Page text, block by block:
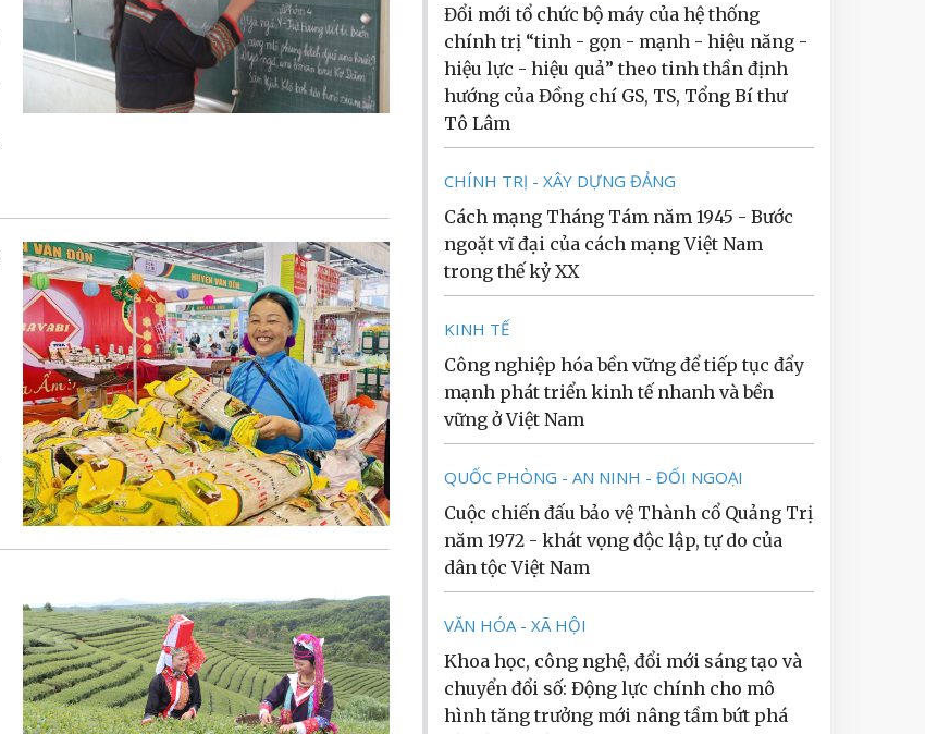
Đổi mới tổ chức bộ máy của hệ thống
chính trị “tinh - gọn - mạnh - hiệu năng -
hiệu lực - hiệu quả” theo tinh thần định
hướng của Đồng chí GS, TS, Tổng Bí thư
Tô Lâm
CHÍNH TRỊ - XÂY DỰNG ĐẢNG
Cách mạng Tháng Tám năm 1945 - Bước
ngoặt vĩ đại của cách mạng Việt Nam
trong thế kỷ XX
KINH TẾ
Công nghiệp hóa bền vững để tiếp tục đẩy
mạnh phát triển kinh tế nhanh và bền
vững ở Việt Nam
QUỐC PHÒNG - AN NINH - ĐỐI NGOẠI
Cuộc chiến đấu bảo vệ Thành cổ Quảng Trị
năm 1972 - khát vọng độc lập, tự do của
dân tộc Việt Nam
VĂN HÓA - XÃ HỘI
Khoa học, công nghệ, đổi mới sáng tạo và
chuyển đổi số: Động lực chính cho mô
hình tăng trưởng mới nâng tầm bứt phá